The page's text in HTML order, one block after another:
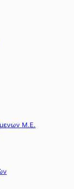
Μ.Ε.